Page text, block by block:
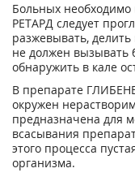
Больных
РЕТАРД следует
разжевывать,
не должен вызывать
обнаружить в кале
В препарате
окружен
предназначена для
всасывания
этого процесса
организма.